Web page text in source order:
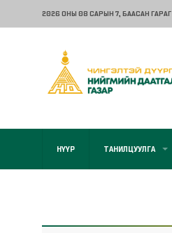
2026 ОНЫ 08 САРЫН 7, БААСАН ГАРАГ
НҮҮР ТАНИЛЦУУЛГА